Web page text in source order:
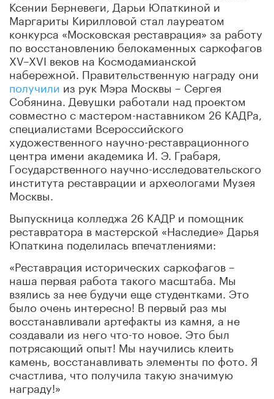
Ксении Берневеги, Дарьи Юпаткиной и
Маргариты Кирилловой стал лауреатом
конкурса «Московская реставрация» за работу
по восстановлению белокаменных саркофагов
XV–XVI веков на Космодамианской
набережной. Правительственную награду они
получили из рук Мэра Москвы – Сергея
Собянина. Девушки работали над проектом
совместно с мастером-наставником 26 КАДРа,
специалистами Всероссийского
художественного научно-реставрационного
центра имени академика И. Э. Грабаря,
Государственного научно-исследовательского
института реставрации и археологами Музея
Москвы.
Выпускница колледжа 26 КАДР и помощник
реставратора в мастерской «Наследие» Дарья
Юпаткина поделилась впечатлениями:
«Реставрация исторических саркофагов –
наша первая работа такого масштаба. Мы
взялись за нее будучи еще студентками. Это
было очень интересно! В первый раз мы
восстанавливали артефакты из камня, а не
создавали из него что-то новое. Это был
потрясающий опыт! Мы научились клеить
камень, восстанавливать элементы по фото. Я
счастлива, что получила такую значимую
награду!»